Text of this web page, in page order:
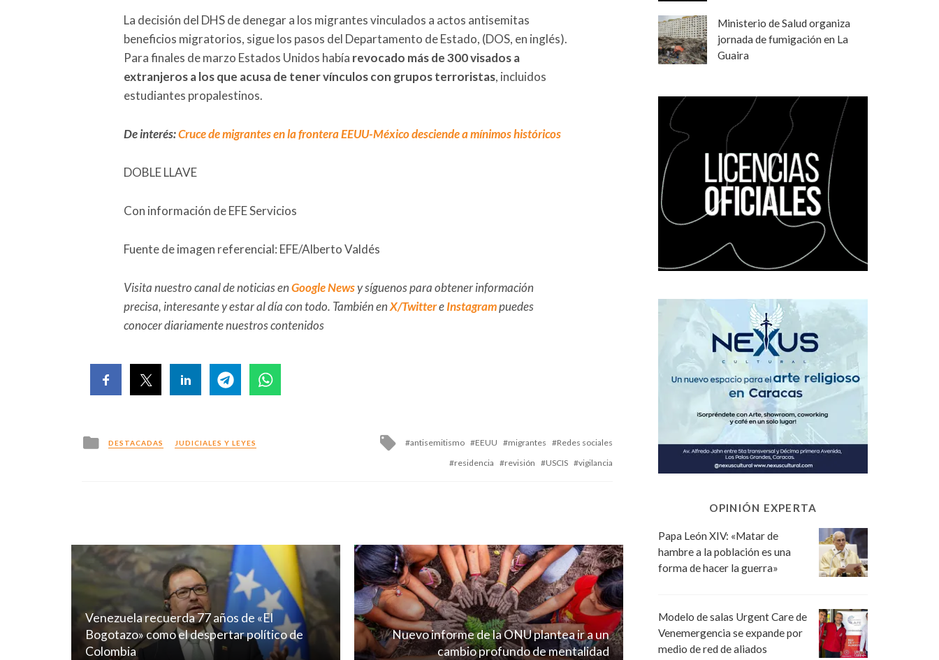
La decisión del DHS de denegar a los migrantes vinculados a actos antisemitas
beneficios migratorios, sigue los pasos del Departamento de Estado, (DOS, en inglés).
Para finales de marzo Estados Unidos había revocado más de 300 visados a
extranjeros a los que acusa de tener vínculos con grupos terroristas, incluidos
estudiantes propalestinos.
De interés:Cruce de migrantes en la frontera EEUU-México desciende a mínimos históricos
DOBLE LLAVE
Con información de EFE Servicios
Fuente de imagen referencial: EFE/Alberto Valdés
Visita nuestro canal de noticias enGoogle Newsy síguenos para obtener información
precisa, interesante y estar al día con todo. También enX/TwittereInstagrampuedes
conocer diariamente nuestros contenidos
Posted
in
DESTACADAS JUDICIALES Y LEYES
Tagged
antisemitismo EEUU migrantes
Redes sociales
residencia
revisión USCIS vigilancia
Venezuela recuerda 77 años de «El
Bogotazo» como el despertar político de
Colombia
Nuevo informe de la ONU plantea ir a un
cambio profundo de mentalidad
Ministerio de Salud organiza
jornada de fumigación en La
Guaira
OPINIÓN EXPERTA
Papa León XIV: «Matar de
hambre a la población es una
forma de hacer la guerra»
Modelo de salas Urgent Care de
Venemergencia se expande por
medio de red de aliados